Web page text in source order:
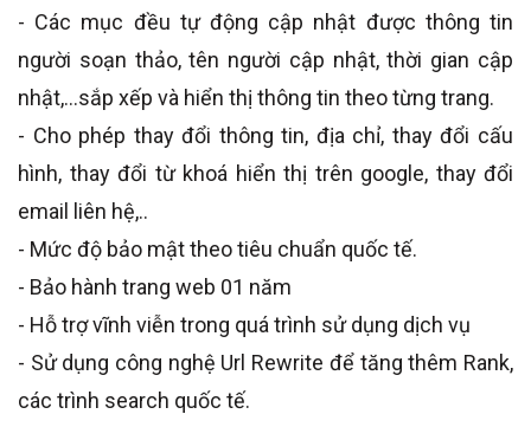
- Các mục đều tự động cập nhật được thông tin
người soạn thảo, tên người cập nhật, thời gian cập
nhật,…sắp xếp và hiển thị thông tin theo từng trang.
- Cho phép thay đổi thông tin, địa chỉ, thay đổi cấu
hình, thay đổi từ khoá hiển thị trên google, thay đổi
email liên hệ,..
- Mức độ bảo mật theo tiêu chuẩn quốc tế.
- Bảo hành trang web 01 năm
- Hỗ trợ vĩnh viễn trong quá trình sử dụng dịch vụ
- Sử dụng công nghệ Url Rewrite để tăng thêm Rank,
các trình search quốc tế.